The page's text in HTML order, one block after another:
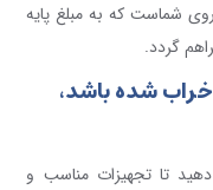
شماست که به مبلغ پایه
گردد.
شده باشد،
دهید تا تجهیزات مناسب و